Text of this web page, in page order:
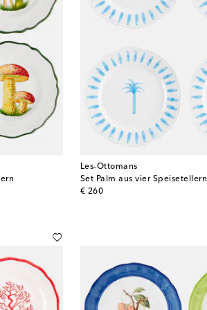
Les-Ottomans
Set Palm aus vier Speisetellern
€ 260
original price